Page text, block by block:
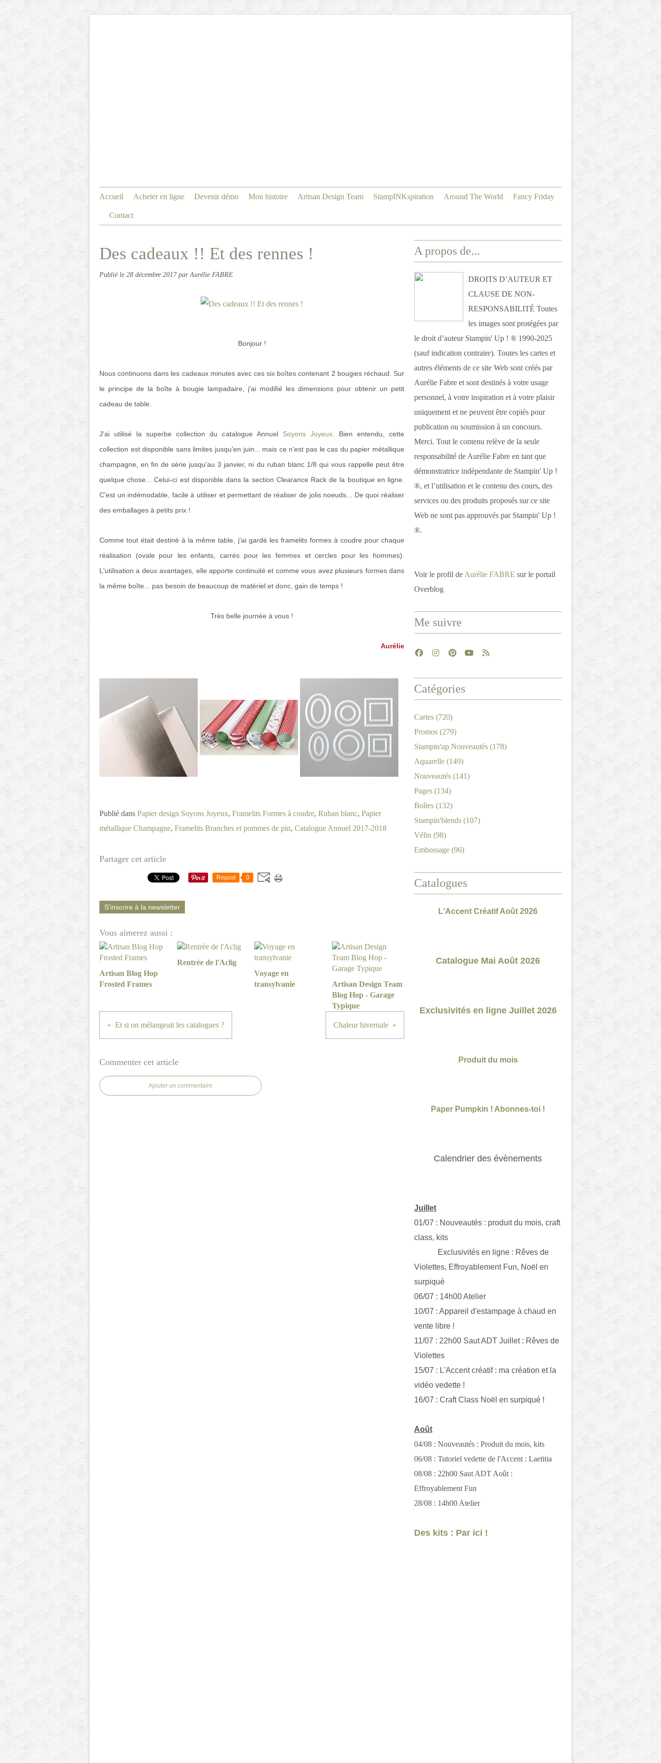
Accueil Acheter en ligne Devenir démo Mon histoire Artisan Design Team StampINKspiration Around The World Fancy Friday
Contact
Des cadeaux !! Et des rennes !
Publié le 28 décembre 2017par Aurélie FABRE
Bonjour !
Nous continuons dans les cadeaux minutes avec ces six boîtes contenant 2 bougies réchaud. Sur
le principe de la boîte à bougie lampadaire, j'ai modifié les dimensions pour obtenir un petit
cadeau de table.
J'ai utilisé la superbe collection du catalogue Annuel Soyons Joyeux. Bien entendu, cette
collection est disponible sans limites jusqu'en juin... mais ce n'est pas le cas du papier métallique
champagne, en fin de série jusqu'au 3 janvier, ni du ruban blanc 1/8 qui vous rappelle peut être
quelque chose... Celui-ci est disponible dans la section Clearance Rack de la boutique en ligne.
C'est un indémodable, facile à utiliser et permettant de réaliser de jolis noeuds... De quoi réaliser
des emballages à petits prix !
Comme tout était destiné à la même table, j'ai gardé les framelits formes à coudre pour chaque
réalisation (ovale pour les enfants, carrés pour les femmes et cercles pour les hommes).
L'utilisation a deux avantages, elle apporte continuité et comme vous avez plusieurs formes dans
la même boîte... pas besoin de beaucoup de matériel et donc, gain de temps !
Très belle journée à vous !
Aurélie
Publié dans Papier design Soyons Joyeux, Framelits Formes à coudre, Ruban blanc, Papier
métallique Champagne, Framelits Branches et pommes de pin, Catalogue Annuel 2017-2018
Partager cet article
Repost 0
S'inscrire à la newsletter
Vous aimerez aussi :
Artisan Blog Hop
Frosted Frames
Rentrée de l'Aclig
Voyage en
transylvanie
Artisan Design Team
Blog Hop - Garage
Typique
Et si on mélangeait les catalogues ? Chaleur hivernale
Commenter cet article
Ajouter un commentaire
A propos de...
DROITS D’AUTEUR ET
CLAUSE DE NON-
RESPONSABILITÉ Toutes
les images sont protégées par
le droit d’auteur Stampin' Up ! ® 1990-2025
(sauf indication contraire). Toutes les cartes et
autres éléments de ce site Web sont créés par
Aurélie Fabre et sont destinés à votre usage
personnel, à votre inspiration et à votre plaisir
uniquement et ne peuvent être copiés pour
publication ou soumission à un concours.
Merci. Tout le contenu relève de la seule
responsabilité de Aurélie Fabre en tant que
démonstratrice indépendante de Stampin' Up !
®, et l’utilisation et le contenu des cours, des
services ou des produits proposés sur ce site
Web ne sont pas approuvés par Stampin' Up !
®.
Voir le profil de Aurélie FABRE sur le portail
Overblog
Me suivre
Catégories
Cartes (720)
Promos (279)
Stampin'up Nouveautés (178)
Aquarelle (149)
Nouveautés (141)
Pages (134)
Boîtes (132)
Stampin'blends (107)
Vélin (98)
Embossage (96)
Catalogues
L'Accent Créatif Août 2026
Catalogue Mai Août 2026
Exclusivités en ligne Juillet 2026
Produit du mois
Paper Pumpkin ! Abonnes-toi !
Calendrier des évènements
Juillet
01/07 : Nouveautés : produit du mois, craft
class, kits
Exclusivités en ligne : Rêves de
Violettes, Effroyablement Fun, Noël en
surpiqué
06/07 : 14h00 Atelier
10/07 : Appareil d'estampage à chaud en
vente libre !
11/07 : 22h00 Saut ADT Juillet : Rêves de
Violettes
15/07 : L'Accent créatif : ma création et la
vidéo vedette !
16/07 : Craft Class Noël en surpiqué !
Août
04/08 : Nouveautés : Produit du mois, kits
06/08 : Tutoriel vedette de l'Accent : Laetitia
08/08 : 22h00 Saut ADT Août :
Effroyablement Fun
28/08 : 14h00 Atelier
Des kits : Par ici !